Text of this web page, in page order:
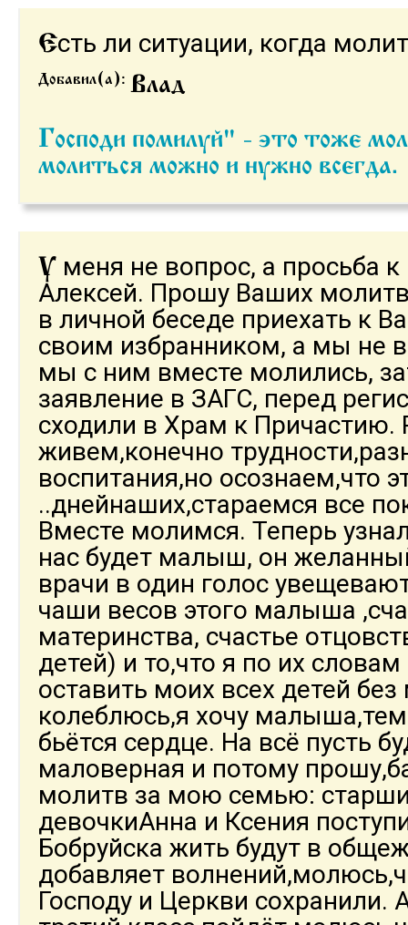
Есть ли ситуации, когда
Добавил(а): Влад
Господи помилуй" - это тоже молитва. Так что
молиться можно и нужно
У
меня не вопрос, а просьба
Алексей. Прошу Ваших
в личной беседе приехать к
своим избранником, а мы не
мы с ним вместе молились,
заявление в ЗАГС, перед
сходили в Храм к Причастию.
живем,конечно
воспитания,но осознаем,что
..днейнаших,стараемся все
Вместе молимся. Теперь
нас будет малыш, он
врачи в один голос
чаши весов этого малыша
материнства, счастье
детей) и то,что я по их
оставить моих всех детей
колеблюсь,я хочу
бьётся сердце. На всё пусть
маловерная и потому
молитв за мою семью:
девочкиАнна и Ксения
Бобруйска жить будут в
добавляет
Господу и Церкви сохранили.